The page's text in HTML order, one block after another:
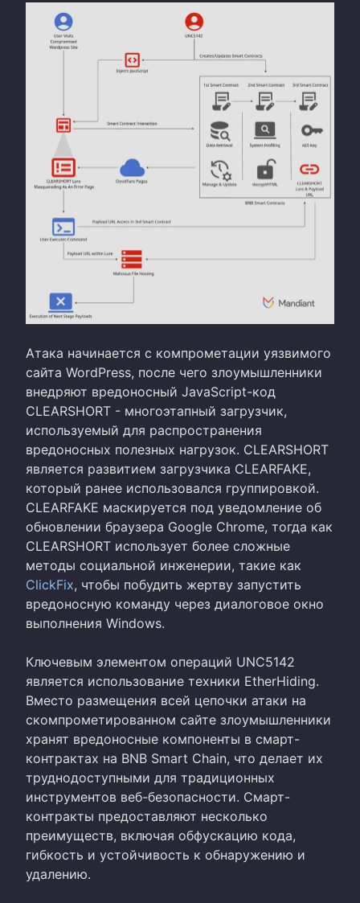
Атака начинается с компрометации уязвимого
сайта WordPress, после чего злоумышленники
внедряют вредоносный JavaScript-код
CLEARSHORT - многоэтапный загрузчик,
используемый для распространения
вредоносных полезных нагрузок. CLEARSHORT
является развитием загрузчика CLEARFAKE,
который ранее использовался группировкой.
CLEARFAKE маскируется под уведомление об
обновлении браузера Google Chrome, тогда как
CLEARSHORT использует более сложные
методы социальной инженерии, такие как
ClickFix, чтобы побудить жертву запустить
вредоносную команду через диалоговое окно
выполнения Windows.
Ключевым элементом операций UNC5142
является использование техники EtherHiding.
Вместо размещения всей цепочки атаки на
скомпрометированном сайте злоумышленники
хранят вредоносные компоненты в смарт-
контрактах на BNB Smart Chain, что делает их
труднодоступными для традиционных
инструментов веб-безопасности. Смарт-
контракты предоставляют несколько
преимуществ, включая обфускацию кода,
гибкость и устойчивость к обнаружению и
удалению.